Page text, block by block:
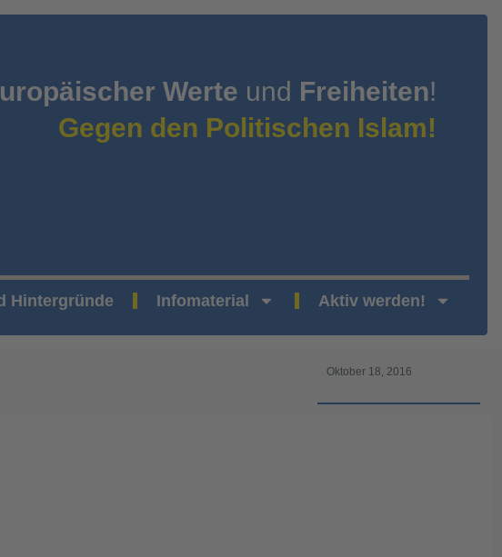
Werte und Freiheiten!
Gegen den Politischen Islam!
Hintergründe Infomaterial Aktiv werden!
Oktober 18, 2016